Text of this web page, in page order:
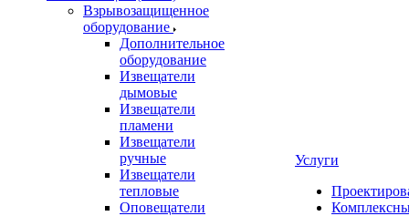
Взрывозащищенное
оборудование
Дополнительное
оборудование
Извещатели
дымовые
Извещатели
пламени
Извещатели
ручные
Извещатели
тепловые
Оповещатели
Услуги